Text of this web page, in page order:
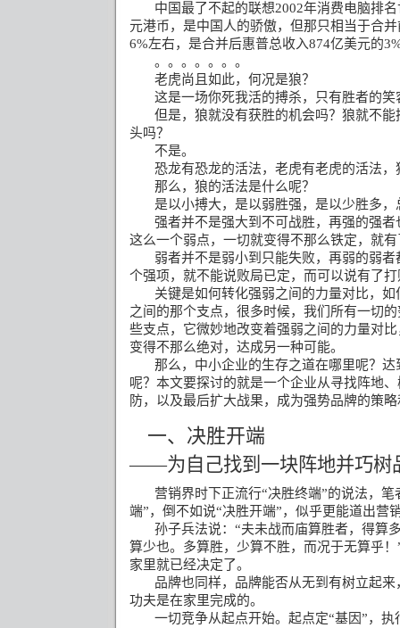
中国最了不起的联想2002年消费电脑排
元港币，是中国人的骄傲，但那只相当于合
6%左右，是合并后惠普总收入874亿美元的
。。。。。。。
老虎尚且如此，何况是狼？
这是一场你死我活的搏杀，只有胜者的
但是，狼就没有获胜的机会吗？狼就不
头吗？
不是。
恐龙有恐龙的活法，老虎有老虎的活法
那么，狼的活法是什么呢？
是以小搏大，是以弱胜强，是以少胜多
强者并不是强大到不可战胜，再强的强
这么一个弱点，一切就变得不那么铁定，就
弱者并不是弱小到只能失败，再弱的弱
个强项，就不能说败局已定，而可以说有了
关键是如何转化强弱之间的力量对比，
之间的那个支点，很多时候，我们所有一切
些支点，它微妙地改变着强弱之间的力量对
变得不那么绝对，达成另一种可能。
那么，中小企业的生存之道在哪里呢？
呢？本文要探讨的就是一个企业从寻找阵地
防，以及最后扩大战果，成为强势品牌的策
一、决胜开端
——为自己找到一块阵地并巧树
营销界时下正流行“决胜终端”的说法，笔
端”，倒不如说“决胜开端”，似乎更能道出营
孙子兵法说： “夫未战而庙算胜者，得算
算少也。多算胜，少算不胜，而况于无算乎！
家里就已经决定了。
品牌也同样，品牌能否从无到有树立起
功夫是在家里完成的。
一切竞争从起点开始。起点定“基因”，执